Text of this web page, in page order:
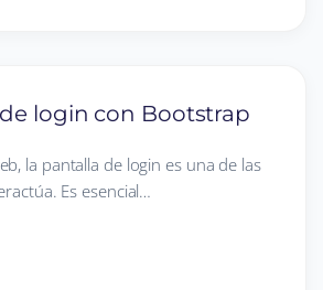
login con Bootstrap
la pantalla de login es una de las
Es esencial…